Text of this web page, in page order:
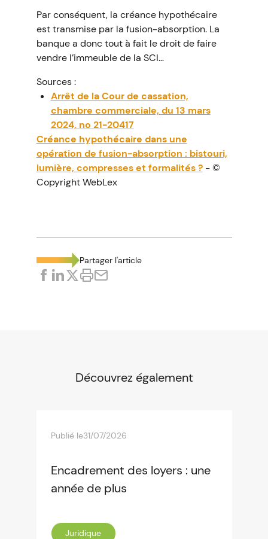
Par conséquent, la créance hypothécaire
est transmise par la fusion-absorption. La
banque a donc tout à fait le droit de faire
vendre l’immeuble de la SCI…
Sources :
Arrêt de la Cour de cassation,
chambre commerciale, du 13 mars
2024, no 21-20417
Créance hypothécaire dans une
opération de fusion-absorption : bistouri,
lumière, compresses et formalités ?- ©
Copyright WebLex
Partager l'article
Découvrez également
Publié le31/07/2026
Encadrement des loyers : une
année de plus
Juridique